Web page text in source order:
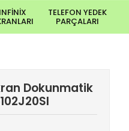
INFİNİX TELEFON YEDEK
PARÇALARI
Dokunmatik